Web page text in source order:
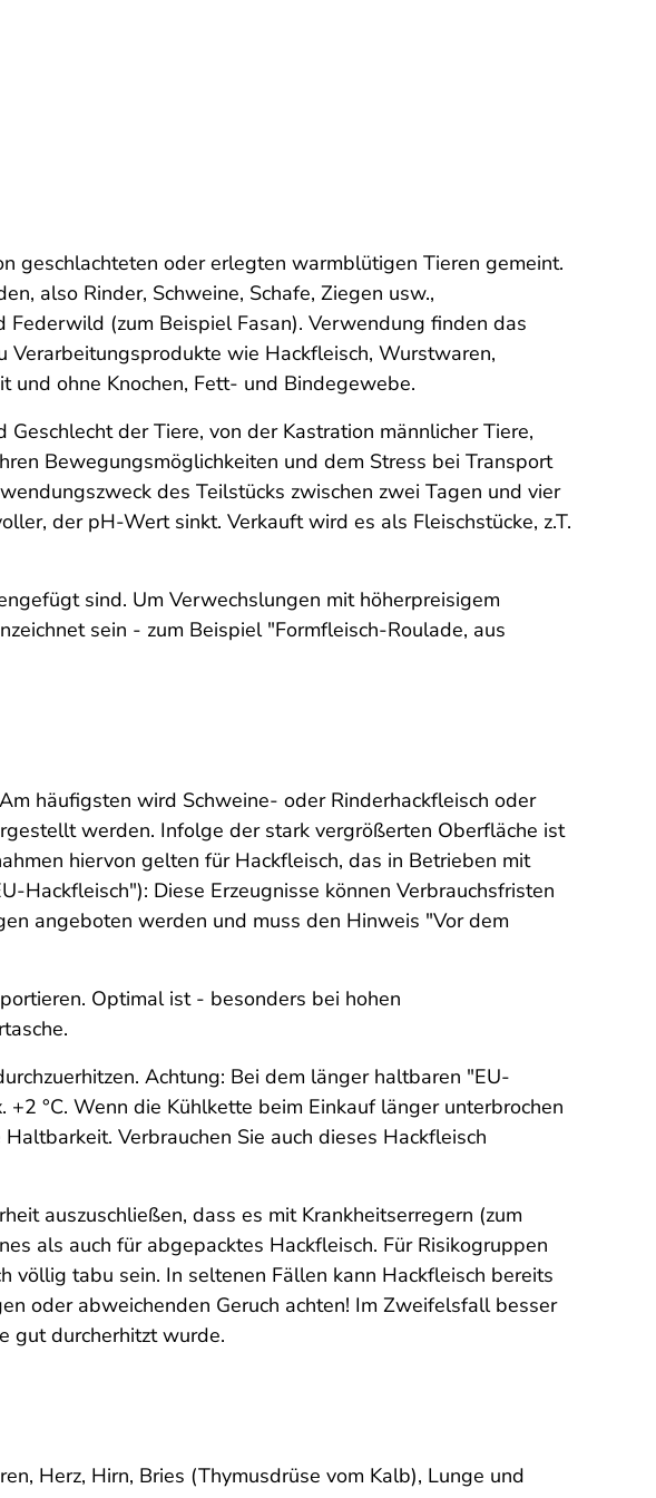
geschlachteten oder erlegten warmblütigen Tieren gemeint.
also Rinder, Schweine, Schafe, Ziegen usw.,
(zum Beispiel Fasan). Verwendung finden das
Verarbeitungsprodukte wie Hackfleisch, Wurstwaren,
und ohne Knochen, Fett- und Bindegewebe.
der Tiere, von der Kastration männlicher Tiere,
Bewegungsmöglichkeiten und dem Stress bei Transport
des Teilstücks zwischen zwei Tagen und vier
der pH-Wert sinkt. Verkauft wird es als Fleischstücke, z.T.
sind. Um Verwechslungen mit höherpreisigem
sein - zum Beispiel "Formfleisch-Roulade, aus
häufigsten wird Schweine- oder Rinderhackfleisch oder
werden. Infolge der stark vergrößerten Oberfläche ist
hiervon gelten für Hackfleisch, das in Betrieben mit
Diese Erzeugnisse können Verbrauchsfristen
angeboten werden und muss den Hinweis "Vor dem
Optimal ist - besonders bei hohen
Achtung: Bei dem länger haltbaren "EU-
°C. Wenn die Kühlkette beim Einkauf länger unterbrochen
Verbrauchen Sie auch dieses Hackfleisch
auszuschließen, dass es mit Krankheitserregern (zum
als auch für abgepacktes Hackfleisch. Für Risikogruppen
völlig tabu sein. In seltenen Fällen kann Hackfleisch bereits
oder abweichenden Geruch achten! Im Zweifelsfall besser
gut durcherhitzt wurde.
Herz, Hirn, Bries (Thymusdrüse vom Kalb), Lunge und